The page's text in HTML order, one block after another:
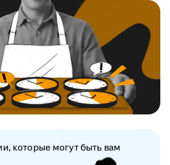
которые могут быть вам